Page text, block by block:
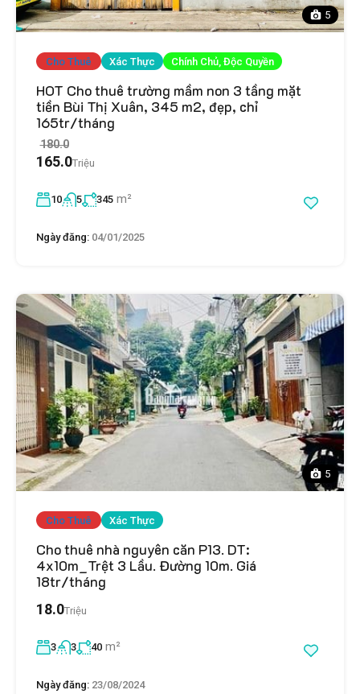
5
Cho Thuê Xác Thực Chính Chủ, Độc Quyền
HOT Cho thuê trường mầm non 3 tầng mặt
tiền Bùi Thị Xuân, 345 m2, đẹp, chỉ
165tr/tháng
165.0
180.0
Triệu
10 5 345 m²
Ngày đăng: 04/01/2025
5
Cho Thuê Xác Thực
Cho thuê nhà nguyên căn P13. DT:
4x10m_Trệt 3 Lầu. Đường 10m. Giá
18tr/tháng
18.0Triệu
3 3 40 m²
Ngày đăng: 23/08/2024